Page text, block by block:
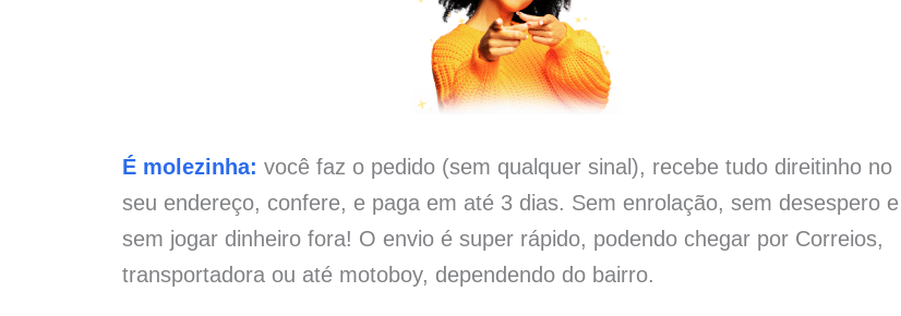
É molezinha: você faz o pedido (sem qualquer sinal), recebe tudo direitinho no
seu endereço, confere, e paga em até 3 dias. Sem enrolação, sem desespero e
sem jogar dinheiro fora! O envio é super rápido, podendo chegar por Correios,
transportadora ou até motoboy, dependendo do bairro.